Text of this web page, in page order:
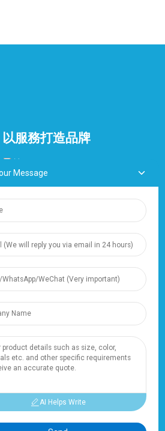
服務打造品牌
尊電氣電纜股份有限公司。保留
Nanxiang Town, 201802,
Message
AI Helps Write